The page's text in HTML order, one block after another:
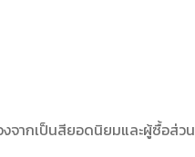
งจากเป็นสียอดนิยมและผู้ซื้อส่ว